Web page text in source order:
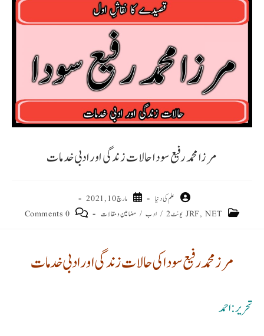
مرزا محمد رفیع سودا حالات زندگی اور ادبی خدمات
علم کی دنیا
مارچ 10, 2021
JRF, NET یونٹ 2
/ ادب / مضامین و مقالات 0 Comments
مرز محمد رفیع سودا کی حالات زندگی اور ادبی خدمات
تحریر: احمد